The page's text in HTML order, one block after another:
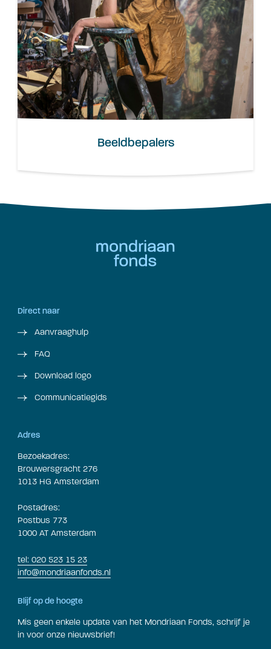
Beeldbepalers
Direct naar
Aanvraaghulp
FAQ
Download logo
Communicatiegids
Adres
Bezoekadres:
Brouwersgracht 276
1013 HG Amsterdam
Postadres:
Postbus 773
1000 AT Amsterdam
tel: 020 523 15 23
info@mondriaanfonds.nl
Blijf op de hoogte
Mis geen enkele update van het Mondriaan Fonds, schrijf je
in voor onze nieuwsbrief!